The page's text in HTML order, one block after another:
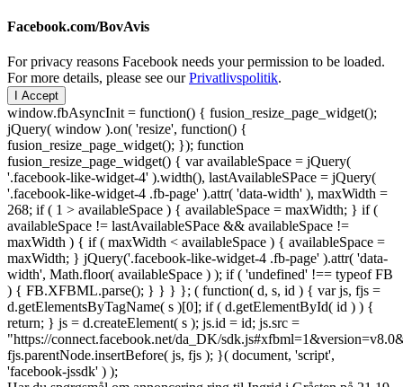
Facebook.com/BovAvis
For privacy reasons Facebook needs your permission to be loaded.
For more details, please see ourPrivatlivspolitik.
I Accept
window.fbAsyncInit = function() { fusion_resize_page_widget();
jQuery( window ).on( 'resize', function() {
fusion_resize_page_widget(); }); function
fusion_resize_page_widget() { var availableSpace = jQuery(
'.facebook-like-widget-4' ).width(), lastAvailableSPace = jQuery(
'.facebook-like-widget-4 .fb-page' ).attr( 'data-width' ), maxWidth =
268; if ( 1 > availableSpace ) { availableSpace = maxWidth; } if (
availableSpace != lastAvailableSPace && availableSpace !=
maxWidth ) { if ( maxWidth < availableSpace ) { availableSpace =
maxWidth; } jQuery('.facebook-like-widget-4 .fb-page' ).attr( 'data-
width', Math.floor( availableSpace ) ); if ( 'undefined' !== typeof FB
) { FB.XFBML.parse(); } } } }; ( function( d, s, id ) { var js, fjs =
d.getElementsByTagName( s )[0]; if ( d.getElementById( id ) ) {
return; } js = d.createElement( s ); js.id = id; js.src =
"https://connect.facebook.net/da_DK/
fjs.parentNode.insertBefore( js, fjs ); }( document, 'script',
'facebook-jssdk' ) );